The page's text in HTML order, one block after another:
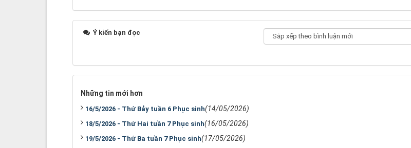
Ý kiến bạn đọc
Những tin mới hơn
16/5/2026 - Thứ Bảy tuần 6 Phục sinh(14/05/2026)
18/5/2026 - Thứ Hai tuần 7 Phục sinh(16/05/2026)
19/5/2026 - Thứ Ba tuần 7 Phục sinh(17/05/2026)